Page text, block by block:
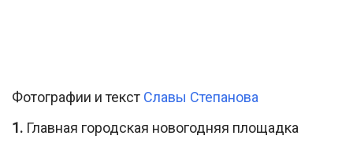
Фотографии и текст Славы Степанова
1. Главная городская новогодняя площадка